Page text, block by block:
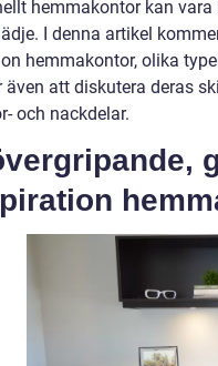
hemmakontor kan
I denna artikel
hemmakontor, olika
även att diskutera deras
och nackdelar.